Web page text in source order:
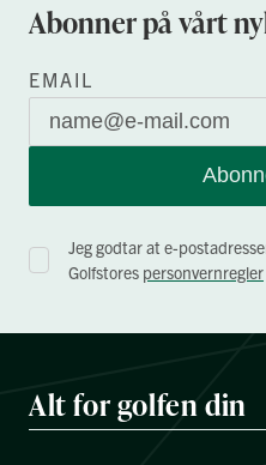
Abonner på vårt
EMAIL
Jeg godtar at e-
Golfstores personvernregler
Alt for golfen din